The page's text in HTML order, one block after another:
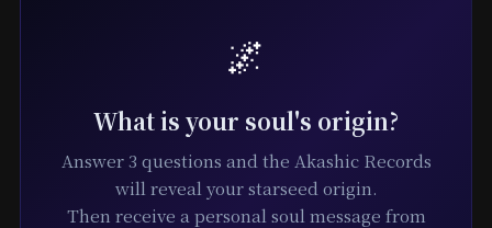
🌌
What is your soul's origin?
Answer 3 questions and the Akashic Records
will reveal your starseed origin.
Then receive a personal soul message from